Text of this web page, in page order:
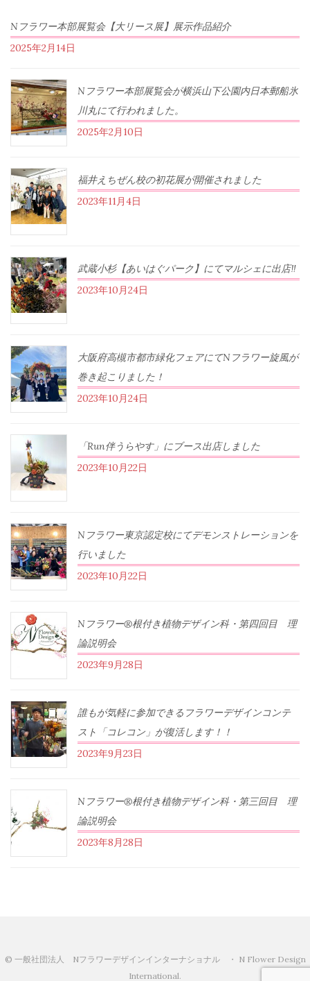
Nフラワー本部展覧会【大リース展】展示作品紹介
2025年2月14日
Nフラワー本部展覧会が横浜山下公園内日本郵船氷
川丸にて行われました。
2025年2月10日
福井えちぜん校の初花展が開催されました
2023年11月4日
武蔵小杉【あいはぐパーク】にてマルシェに出店‼︎
2023年10月24日
大阪府高槻市都市緑化フェアにてNフラワー旋風が
巻き起こりました！
2023年10月24日
「Run伴うらやす」にブース出店しました
2023年10月22日
Nフラワー東京認定校にてデモンストレーションを
行いました
2023年10月22日
Nフラワー®根付き植物デザイン科・第四回目 理
論説明会
2023年9月28日
誰もが気軽に参加できるフラワーデザインコンテ
スト「コレコン」が復活します！！
2023年9月23日
Nフラワー®根付き植物デザイン科・第三回目 理
論説明会
2023年8月28日
© 一般社団法人 Nフラワーデザインインターナショナル ・ N Flower Design
International.